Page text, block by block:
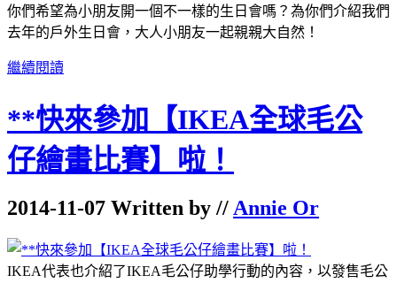
你們希望為小朋友開一個不一樣的生日會嗎？為你們介紹我們
去年的戶外生日會，大人小朋友一起親親大自然！
繼續閱讀
**快來參加【IKEA全球毛公
仔繪畫比賽】啦！
2014-11-07 Written by // Annie Or
IKEA代表也介紹了IKEA毛公仔助學行動的內容，以發售毛公